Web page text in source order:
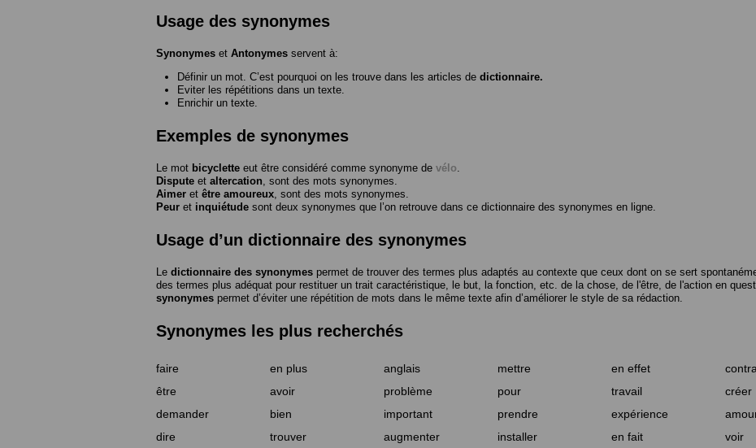
Usage des synonymes
Synonymes et Antonymes servent à:
Définir un mot. C’est pourquoi on les trouve dans les articles de dictionnaire.
Eviter les répétitions dans un texte.
Enrichir un texte.
Exemples de synonymes
Le mot bicyclette eut être considéré comme synonyme de vélo
Dispute et altercation , sont des mots synonymes.
Aimer et être amoureux , sont des mots synonymes.
Peur et inquiétude sont deux synonymes que l’on retrouve dans ce dictionnaire des synonymes en ligne.
Usage d’un dictionnaire des synonymes
Le dictionnaire des synonymes permet de trouver des termes plus adaptés au contexte que ceux dont on se sert
des termes plus adéquat pour restituer un trait caractéristique, le but, la fonction, etc. de la chose, de l'être, de l'action en
synonymes permet d’éviter une répétition de mots dans le même texte afin d’améliorer le style de sa rédaction.
Synonymes les plus recherchés
faire en plus anglais mettre en effet
être
avoir problème pour travail
créer
demander
bien important prendre expérience
dire
trouver augmenter installer en fait voir